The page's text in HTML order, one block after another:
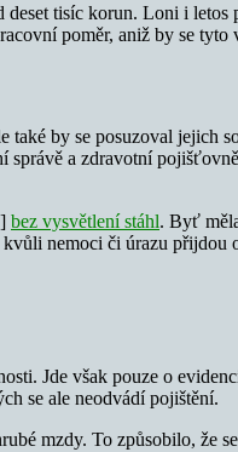
tisíc korun. Loni i letos
poměr, aniž by se tyto
by se posuzoval jejich
a zdravotní
bez vysvětlení stáhl. Byť
nemoci či úrazu
Jde však pouze o
se ale neodvádí pojištění.
mzdy. To způsobilo, že